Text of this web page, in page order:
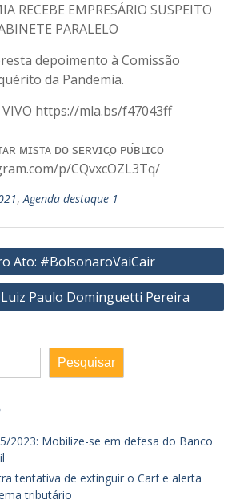
RECEBE EMPRESÁRIO SUSPEITO
PARALELO
depoimento à Comissão
da Pandemia.
VIVO https://mla.bs/f47043ff
ᴍɪsᴛᴀ ᴅᴏ sᴇʀᴠɪᴄ̧ᴏ ᴘᴜ́ʙʟɪᴄᴏ
p/CQvxcOZL3Tq/
,Agenda destaque 1
Ato: #BolsonaroVaiCair
Luiz Paulo Dominguetti Pereira
Pesquisar
2023: Mobilize-se em defesa do Banco
tentativa de extinguir o Carf e alerta
tributário